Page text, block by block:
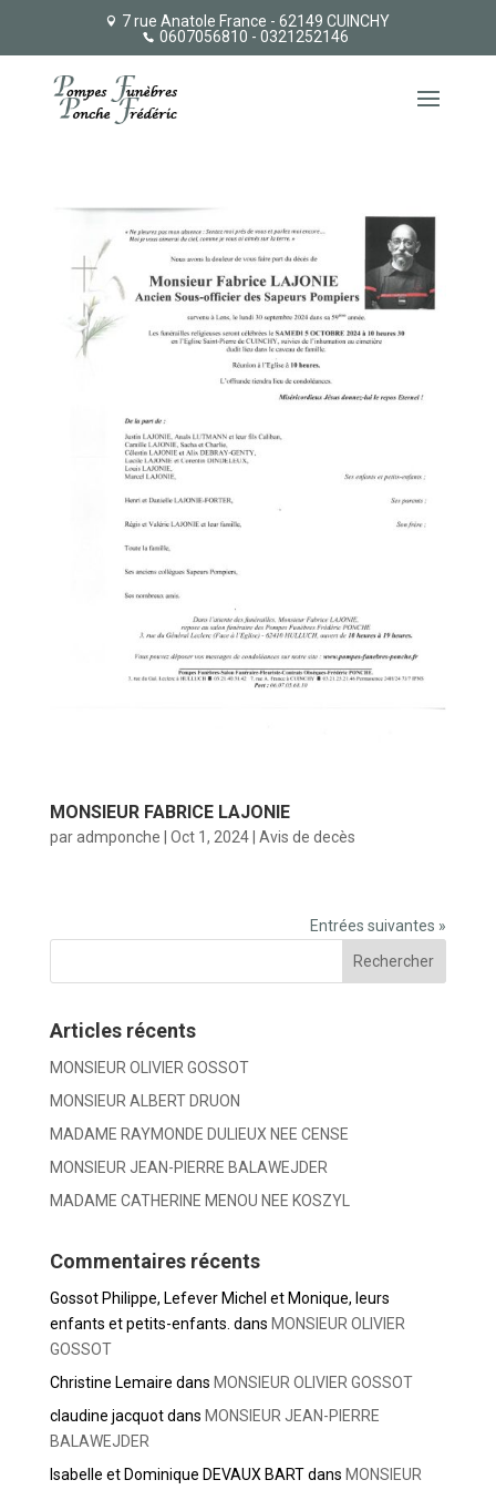
7 rue Anatole France - 62149 CUINCHY
0607056810 - 0321252146
MONSIEUR FABRICE LAJONIE
paradmponche Oct 1, 2024| Avis de decès
Entrées suivantes »
Articles récents
MONSIEUR OLIVIER GOSSOT
MONSIEUR ALBERT DRUON
MADAME RAYMONDE DULIEUX NEE CENSE
MONSIEUR JEAN-PIERRE BALAWEJDER
MADAME CATHERINE MENOU NEE KOSZYL
Commentaires récents
Gossot Philippe, Lefever Michel et Monique, leurs
enfants et petits-enfants. dans MONSIEUR OLIVIER
GOSSOT
Christine Lemaire dans MONSIEUR OLIVIER GOSSOT
claudine jacquotdans MONSIEUR JEAN-PIERRE
BALAWEJDER
Isabelle et Dominique DEVAUX BARTdans MONSIEUR